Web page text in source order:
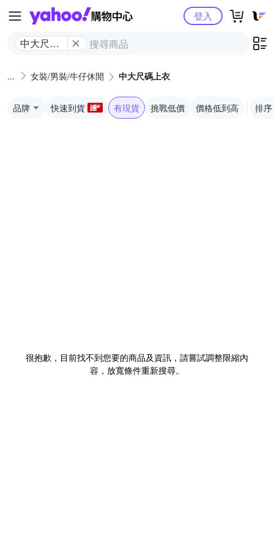
Yahoo購物中心
中大尺碼
登入
女裝/男裝/牛仔休閒 中大尺碼上衣
品牌 快速到貨 有現貨 挑戰低價 價格低到高 排序
很抱歉，目前找不到您要的商品及資訊，請嘗試調整限縮內
容，放寬條件重新搜尋。